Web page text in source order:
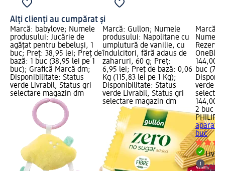
Alți clienți au cumpărat și
Marcă: babylove; Numele
produsului: Jucărie de
agățat pentru bebeluși, 1
buc; Preț: 38,95 lei; Preț de
bază: 1 buc (38,95 lei pe 1
buc); Grafică Marcă dm;
Disponibilitate: Status
verde Livrabil, Status gri
selectare magazin dm
Marcă: Gullon; Numele
produsului: Napolitane cu
umplutură de vanilie, cu
îndulcitori, fără adaus de
zaharuri, 60 g; Preț:
6,95 lei; Preț de bază: 0,06
Kg (115,83 lei pe 1 Kg);
Disponibilitate: Status
verde Livrabil, Status gri
selectare magazin dm
Marcă:
Numele
144,00
buc
verde
144,00
2 buc
PHILIPS
aparat
buc